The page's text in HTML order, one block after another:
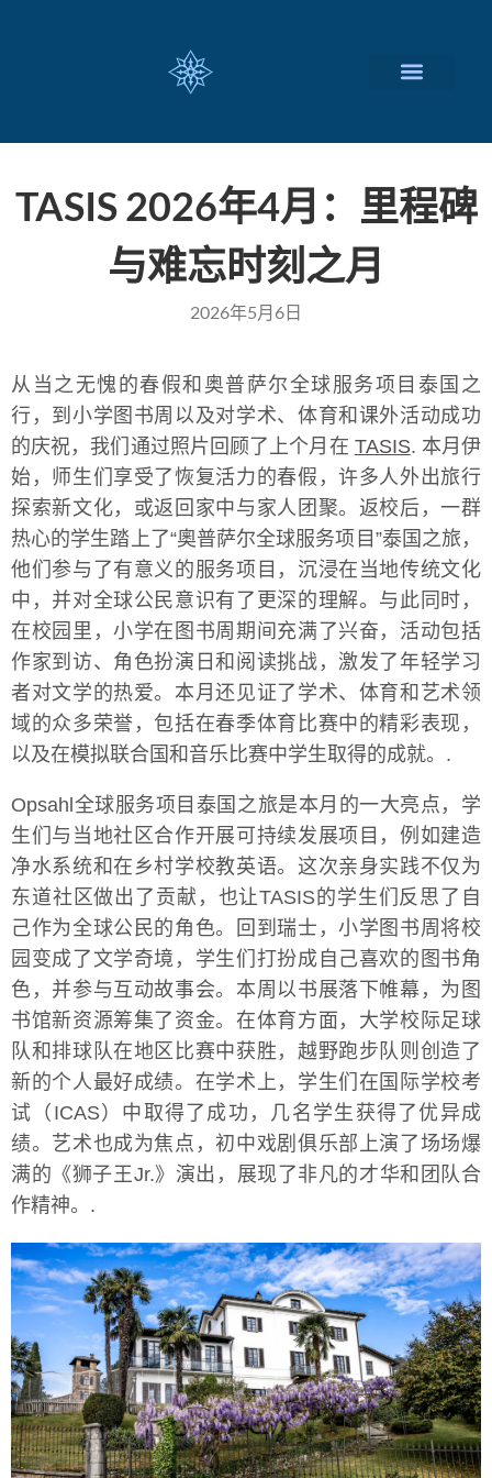
TASIS 2026年4月：里程碑
与难忘时刻之月
2026年5月6日
从当之无愧的春假和奥普萨尔全球服务项目泰国之
行，到小学图书周以及对学术、体育和课外活动成功
的庆祝，我们通过照片回顾了上个月在 TASIS. 本月伊
始，师生们享受了恢复活力的春假，许多人外出旅行
探索新文化，或返回家中与家人团聚。返校后，一群
热心的学生踏上了“奧普萨尔全球服务项目”泰国之旅，
他们参与了有意义的服务项目，沉浸在当地传统文化
中，并对全球公民意识有了更深的理解。与此同时，
在校园里，小学在图书周期间充满了兴奋，活动包括
作家到访、角色扮演日和阅读挑战，激发了年轻学习
者对文学的热爱。本月还见证了学术、体育和艺术领
域的众多荣誉，包括在春季体育比赛中的精彩表现，
以及在模拟联合国和音乐比赛中学生取得的成就。.
Opsahl全球服务项目泰国之旅是本月的一大亮点，学
生们与当地社区合作开展可持续发展项目，例如建造
净水系统和在乡村学校教英语。这次亲身实践不仅为
东道社区做出了贡献，也让TASIS的学生们反思了自
己作为全球公民的角色。回到瑞士，小学图书周将校
园变成了文学奇境，学生们打扮成自己喜欢的图书角
色，并参与互动故事会。本周以书展落下帷幕，为图
书馆新资源筹集了资金。在体育方面，大学校际足球
队和排球队在地区比赛中获胜，越野跑步队则创造了
新的个人最好成绩。在学术上，学生们在国际学校考
试（ICAS）中取得了成功，几名学生获得了优异成
绩。艺术也成为焦点，初中戏剧俱乐部上演了场场爆
满的《狮子王Jr.》演出，展现了非凡的才华和团队合
作精神。.